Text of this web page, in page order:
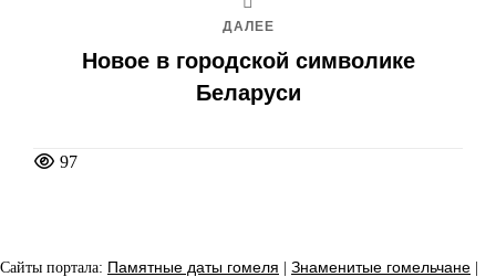
ДАЛЕЕ
Новое в городской символике
Беларуси
97
Сайты портала: Памятные даты гомеля | Знаменитые гомельчане |